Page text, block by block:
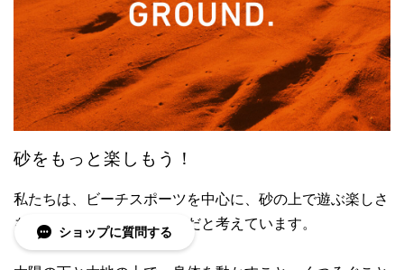
砂をもっと楽しもう！
私たちは、ビーチスポーツを中心に、砂の上で遊ぶ楽しさ
を伝え、広めることが使命だと考えています。
ショップに質問する